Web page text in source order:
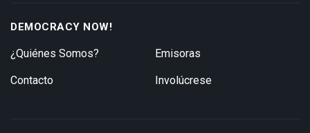
DEMOCRACY NOW!
¿Quiénes Somos?
Contacto
Emisoras
Involúcrese